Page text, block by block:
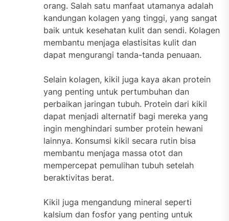
orang. Salah satu manfaat utamanya adalah
kandungan kolagen yang tinggi, yang sangat
baik untuk kesehatan kulit dan sendi. Kolagen
membantu menjaga elastisitas kulit dan
dapat mengurangi tanda-tanda penuaan.
Selain kolagen, kikil juga kaya akan protein
yang penting untuk pertumbuhan dan
perbaikan jaringan tubuh. Protein dari kikil
dapat menjadi alternatif bagi mereka yang
ingin menghindari sumber protein hewani
lainnya. Konsumsi kikil secara rutin bisa
membantu menjaga massa otot dan
mempercepat pemulihan tubuh setelah
beraktivitas berat.
Kikil juga mengandung mineral seperti
kalsium dan fosfor yang penting untuk